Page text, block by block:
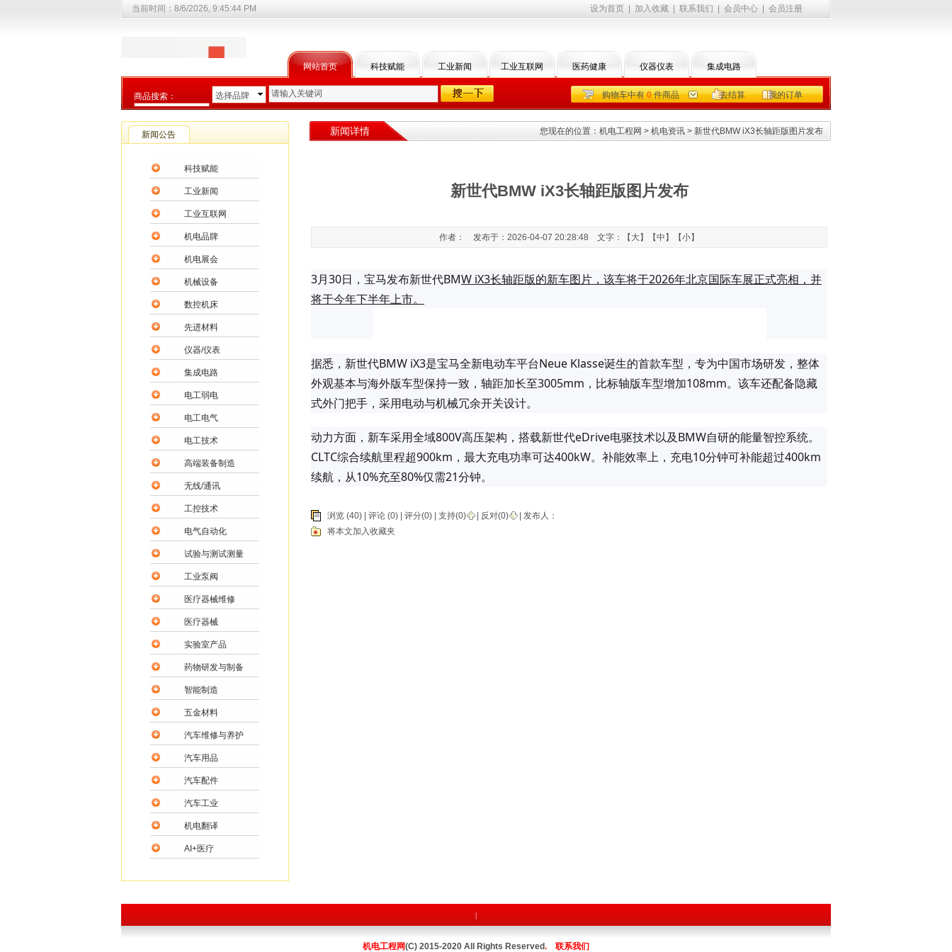
网站首页 科技赋能 工业新闻 工业互联网 医药健康 仪器仪表 集成电路
当前时间： 8/6/2026, 9:45:45 PM 设为首页 加入收藏 联系我们 会员中心 会员注册
购物车中有0件商品 去结算 我的订单
商品搜索：
选择商品分类
选择品牌
新世代BMW iX3长轴距版图片发布
作者： 发布于：2026-04-07 20:28:48 文字：【 大】【中 】【小】
3月30日，宝马发布新世代BMW iX3长轴距版的新车图片，该车将于2026年北京国际车展正式亮相，并
将于今年下半年上市。
据悉，新世代BMW iX3是宝马全新电动车平台Neue Klasse诞生的首款车型，专为中国市场研发，整体
外观基本与海外版车型保持一致，轴距加长至3005mm，比标轴版车型增加108mm。该车还配备隐藏
式外门把手，采用电动与机械冗余开关设计。
动力方面，新车采用全域800V高压架构，搭载新世代eDrive电驱技术以及BMW自研的能量智控系统。
CLTC综合续航里程超900km，最大充电功率可达400kW。补能效率上，充电10分钟可补能超过400km
续航，从10%充至80%仅需21分钟。
浏览 (40) | 评论 (0) | 评分(0) | 支持(0) 反对(0)
| 发布人：
将本文加入收藏夹
新闻公告
科技赋能
工业新闻
工业互联网
机电品牌
机电展会
机械设备
数控机床
先进材料
仪器/仪表
集成电路
电工弱电
电工电气
电工技术
高端装备制造
无线/通讯
工控技术
电气自动化
试验与测试测量
工业泵阀
医疗器械维修
医疗器械
实验室产品
药物研发与制备
智能制造
五金材料
汽车维修与养护
汽车用品
汽车配件
汽车工业
机电翻译
AI+医疗
新闻详情 您现在的位置： 机电工程网 > 机电资讯 > 新世代BMW iX3长轴距版图片发布
|
机电工程网(C) 2015-2020 All Rights Reserved. 联系我们